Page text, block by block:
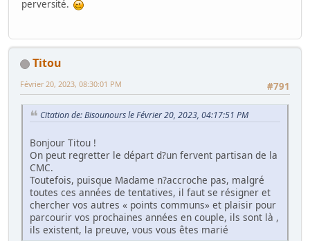
perversité.
Titou
#791
Février 20, 2023, 08:30:01 PM
Citation de: Bisounours le Février 20, 2023, 04:17:51 PM
Bonjour Titou !
On peut regretter le départ d?un fervent partisan de la
CMC.
Toutefois, puisque Madame n?accroche pas, malgré
toutes ces années de tentatives, il faut se résigner et
chercher vos autres « points communs» et plaisir pour
parcourir vos prochaines années en couple, ils sont là ,
ils existent, la preuve, vous vous êtes marié